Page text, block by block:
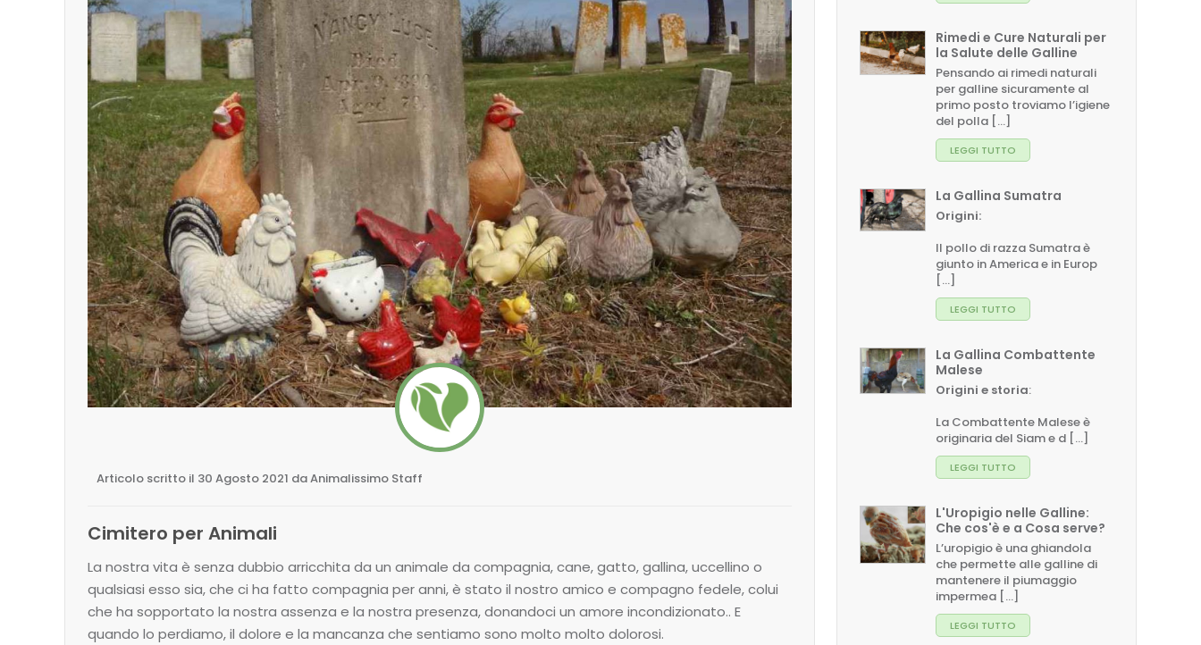
Articolo scritto il 30 Agosto 2021 da Animalissimo Staff
Cimitero per Animali
La nostra vita è senza dubbio arricchita da un animale da compagnia, cane, gatto, gallina, uccellino o
qualsiasi esso sia, che ci ha fatto compagnia per anni, è stato il nostro amico e compagno fedele, colui
che ha sopportato la nostra assenza e la nostra presenza, donandoci un amore incondizionato.. E
quando lo perdiamo, il dolore e la mancanza che sentiamo sono molto molto dolorosi.
Rimedi e Cure Naturali per
la Salute delle Galline
Pensando ai rimedi naturali
per galline sicuramente al
primo posto troviamo l’igiene
del polla [...]
LEGGI TUTTO
La Gallina Sumatra
Origini:
Il pollo di razza Sumatra è
giunto in America e in Europ
[...]
LEGGI TUTTO
La Gallina Combattente
Malese
Origini e storia:
La Combattente Malese è
originaria del Siam e d [...]
LEGGI TUTTO
L'Uropigio nelle Galline:
Che cos'è e a Cosa serve?
L’uropigio è una ghiandola
che permette alle galline di
mantenere il piumaggio
impermea [...]
LEGGI TUTTO